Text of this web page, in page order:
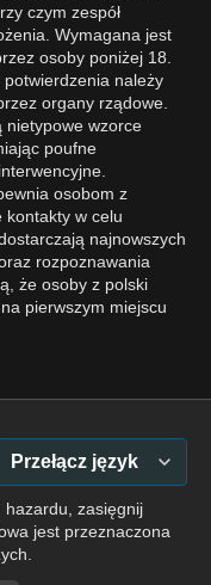
czym zespół
Wymagana jest
osoby poniżej 18.
należy
organy rządowe.
nietypowe wzorce
poufne
osobom z
kontakty w celu
najnowszych
rozpoznawania
że osoby z polski
pierwszym miejscu
hazardu, zasięgnij
jest przeznaczona
Przełącz język